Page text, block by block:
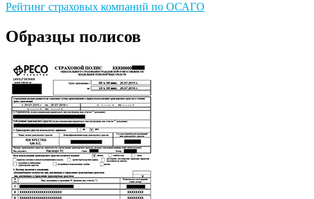
Рейтинг страховых компаний по ОСАГО
Образцы полисов